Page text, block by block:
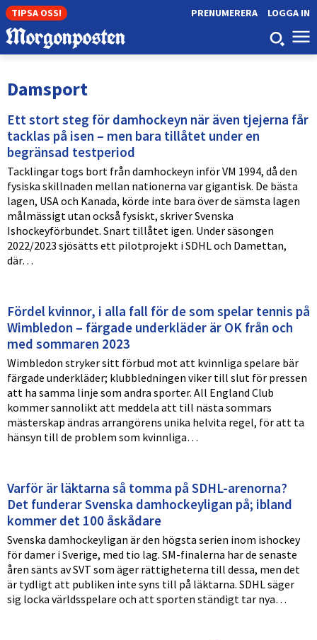
TIPSA OSS! LOGGA IN
PRENUMERERA
Damsport
Ett stort steg för damhockeyn när även tjejerna får
tacklas på isen – men bara tillåtet under en
begränsad testperiod
Tacklingar togs bort från damhockeyn inför VM 1994, då den
fysiska skillnaden mellan nationerna var gigantisk. De bästa
lagen, USA och Kanada, körde inte bara över de sämsta lagen
målmässigt utan också fysiskt, skriver Svenska
Ishockeyförbundet. Snart tillåtet igen. Under säsongen
2022/2023 sjösätts ett pilotprojekt i SDHL och Damettan,
där…
Fördel kvinnor, i alla fall för de som spelar tennis på
Wimbledon – färgade underkläder är OK från och
med sommaren 2023
Wimbledon stryker sitt förbud mot att kvinnliga spelare bär
färgade underkläder; klubbledningen viker till slut för pressen
att ha samma linje som andra sporter. All England Club
kommer sannolikt att meddela att till nästa sommars
mästerskap ändras arrangörens unika helvita regel, för att ta
hänsyn till de problem som kvinnliga…
Varför är läktarna så tomma på SDHL-arenorna?
Det funderar Svenska damhockeyligan på; ibland
kommer det 100 åskådare
Svenska damhockeyligan är den högsta serien inom ishockey
för damer i Sverige, med tio lag. SM-finalerna har de senaste
åren sänts av SVT som äger rättigheterna till dessa, men det
är tydligt att publiken inte syns till på läktarna. SDHL säger
sig locka världsspelare och att sporten ständigt tar nya…